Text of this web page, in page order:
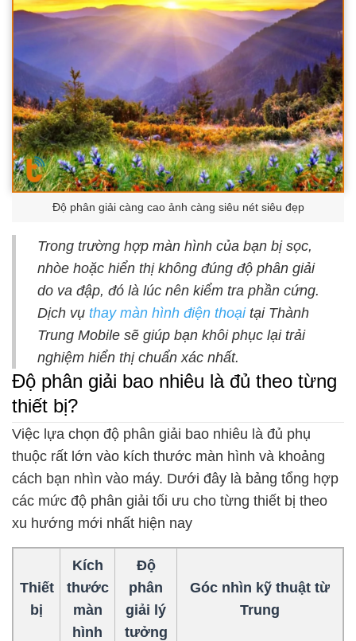
Độ phân giải càng cao ảnh càng siêu nét siêu đẹp
Trong trường hợp màn hình của bạn bị sọc,
nhòe hoặc hiển thị không đúng độ phân giải
do va đập, đó là lúc nên kiểm tra phần cứng.
Dịch vụ thay màn hình điện thoại tại Thành
Trung Mobile sẽ giúp bạn khôi phục lại trải
nghiệm hiển thị chuẩn xác nhất.
Độ phân giải bao nhiêu là đủ theo từng
thiết bị?
Việc lựa chọn độ phân giải bao nhiêu là đủ phụ
thuộc rất lớn vào kích thước màn hình và khoảng
cách bạn nhìn vào máy. Dưới đây là bảng tổng hợp
các mức độ phân giải tối ưu cho từng thiết bị theo
xu hướng mới nhất hiện nay
Thiết
bị
Kích
thước
màn
hình
Độ
phân
giải lý
tưởng
Góc nhìn kỹ thuật từ
Trung